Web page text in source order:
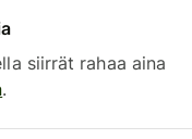
siirrät rahaa aina
.